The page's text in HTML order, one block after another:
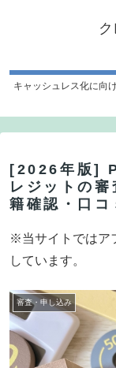
キャッシュレス化に向
[2026年版]
レジットの
籍確認・口コ
※当サイトではア
しています。
審査・申し込み